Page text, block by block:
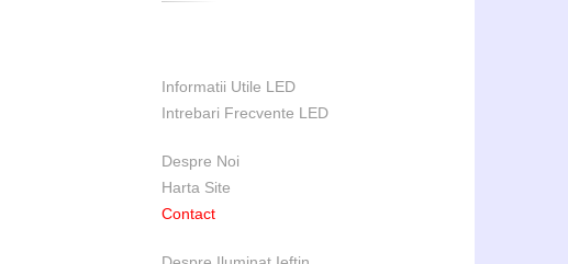
Informatii Utile LED
Intrebari Frecvente LED
Despre Noi
Harta Site
Contact